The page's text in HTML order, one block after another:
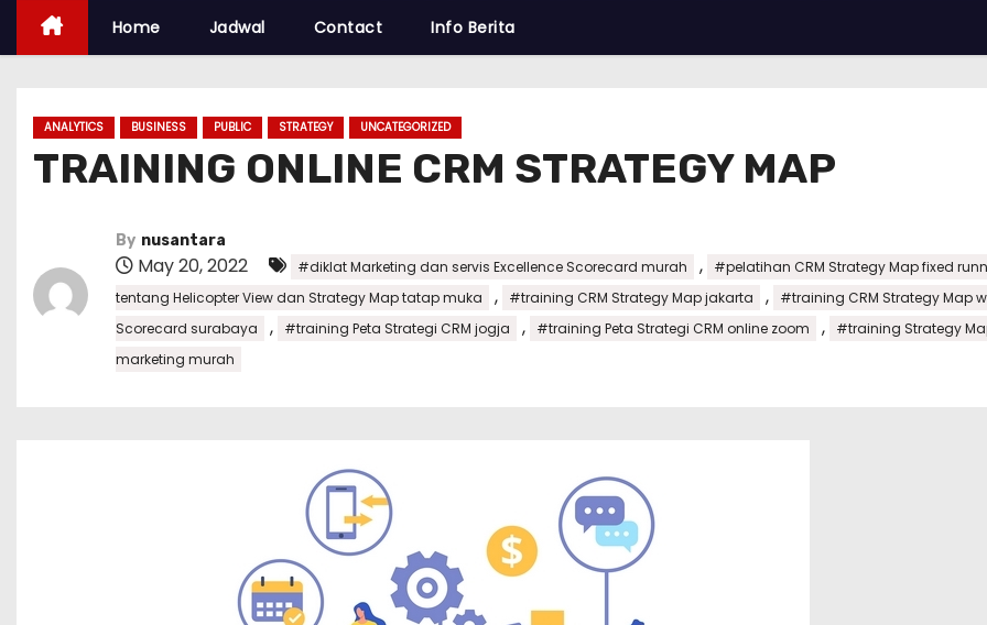
Home Jadwal Contact Info Berita
ANALYTICS BUSINESS PUBLIC STRATEGY UNCATEGORIZED
TRAINING ONLINE CRM STRATEGY MAP
By nusantara
May 20, 2022 #diklat Marketing dan servis Excellence Scorecard murah ,
#pelatihan CRM Strategy Map fixed
tentang Helicopter View dan Strategy Map tatap muka
, #training CRM Strategy Map jakarta ,
#training CRM Strategy Map
Scorecard surabaya
, #training Peta Strategi CRM jogja , #training Peta Strategi CRM online zoom ,
#training Strategy
marketing murah